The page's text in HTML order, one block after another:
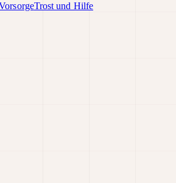
Trost und Hilfe